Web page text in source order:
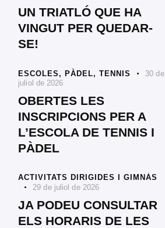
UN TRIATLÓ QUE HA
VINGUT PER QUEDAR-
SE!
ESCOLES, PÀDEL,TENNIS
30 de
juliol de 2026
OBERTES LES
INSCRIPCIONS PER A
L’ESCOLA DE TENNIS I
PÀDEL
ACTIVITATS DIRIGIDES I GIMNÀS
29 de juliol de 2026
JA PODEU CONSULTAR
ELS HORARIS DE LES